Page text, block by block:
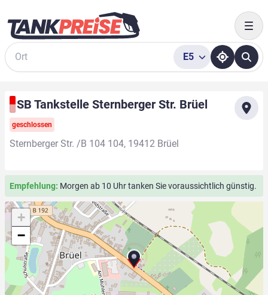
Suche
E5
SB Tankstelle Sternberger Str. Brüel
geschlossen
Sternberger Str. /B 104 104, 19412 Brüel
Empfehlung: Morgen ab 10 Uhr tanken Sie voraussichtlich günstig.
+
−